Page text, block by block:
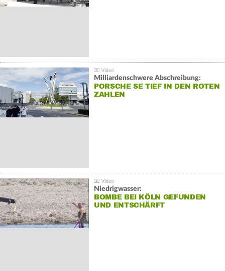
Milliardenschwere Abschreibung:
PORSCHE SE TIEF IN DEN ROTEN
ZAHLEN
Niedrigwasser:
BOMBE BEI KÖLN GEFUNDEN
UND ENTSCHÄRFT